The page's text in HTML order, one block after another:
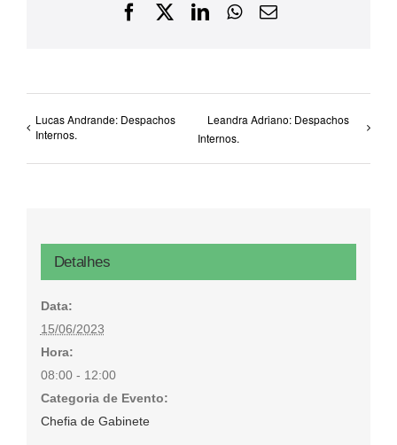
Facebook
X LinkedInWhatsApp
E-
Lucas Andrande: Despachos
Internos.
Leandra Adriano: Despachos
Internos.
Detalhes
Data:
15/06/2023
Hora:
08:00 - 12:00
Categoria de Evento:
Chefia de Gabinete